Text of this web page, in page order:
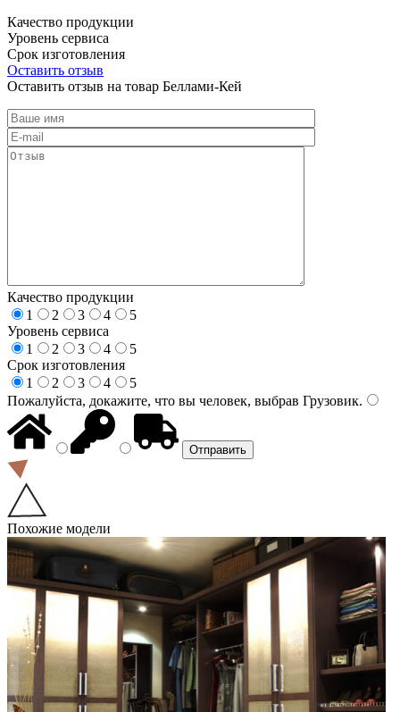
Качество продукции
Уровень сервиса
Срок изготовления
Оставить отзыв
Оставить отзыв на товар Беллами-Кей
Качество продукции
1
2 3 4
5
Уровень сервиса
1
2 3 4
5
Срок изготовления
1
2 3 4
5
Пожалуйста, докажите, что вы человек, выбрав Грузовик.
Похожие модели